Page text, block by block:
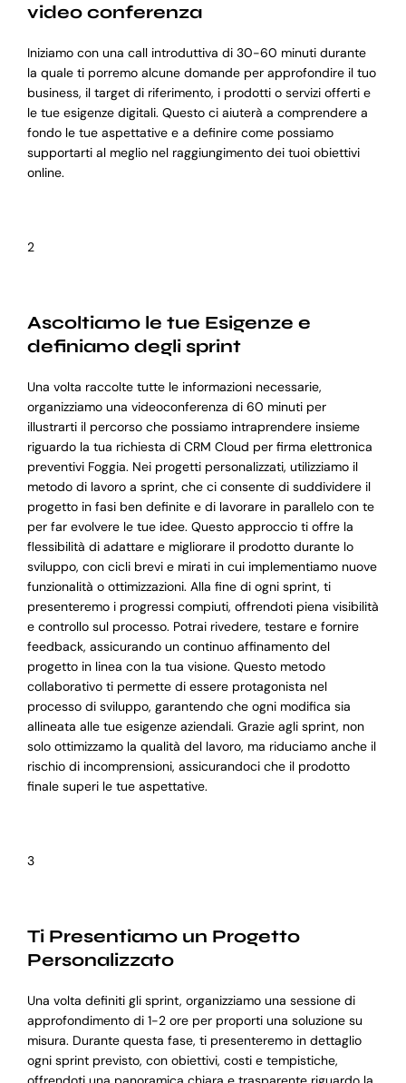
video conferenza
Iniziamo con una call introduttiva di 30-60 minuti durante
la quale ti porremo alcune domande per approfondire il tuo
business, il target di riferimento, i prodotti o servizi offerti e
le tue esigenze digitali. Questo ci aiuterà a comprendere a
fondo le tue aspettative e a definire come possiamo
supportarti al meglio nel raggiungimento dei tuoi obiettivi
online.
2
Ascoltiamo le tue Esigenze e
definiamo degli sprint
Una volta raccolte tutte le informazioni necessarie,
organizziamo una videoconferenza di 60 minuti per
illustrarti il percorso che possiamo intraprendere insieme
riguardo la tua richiesta di CRM Cloud per firma elettronica
preventivi Foggia. Nei progetti personalizzati, utilizziamo il
metodo di lavoro a sprint, che ci consente di suddividere il
progetto in fasi ben definite e di lavorare in parallelo con te
per far evolvere le tue idee. Questo approccio ti offre la
flessibilità di adattare e migliorare il prodotto durante lo
sviluppo, con cicli brevi e mirati in cui implementiamo nuove
funzionalità o ottimizzazioni. Alla fine di ogni sprint, ti
presenteremo i progressi compiuti, offrendoti piena visibilità
e controllo sul processo. Potrai rivedere, testare e fornire
feedback, assicurando un continuo affinamento del
progetto in linea con la tua visione. Questo metodo
collaborativo ti permette di essere protagonista nel
processo di sviluppo, garantendo che ogni modifica sia
allineata alle tue esigenze aziendali. Grazie agli sprint, non
solo ottimizzamo la qualità del lavoro, ma riduciamo anche il
rischio di incomprensioni, assicurandoci che il prodotto
finale superi le tue aspettative.
3
Ti Presentiamo un Progetto
Personalizzato
Una volta definiti gli sprint, organizziamo una sessione di
approfondimento di 1-2 ore per proporti una soluzione su
misura. Durante questa fase, ti presenteremo in dettaglio
ogni sprint previsto, con obiettivi, costi e tempistiche,